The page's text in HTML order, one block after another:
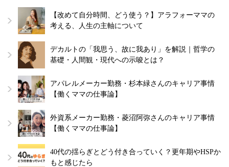
【改めて自分時間、どう使う？】アラフォーママの
考える、人生の主軸について
デカルトの「我思う、故に我あり」を解説｜哲学の
基礎・人間観・現代への示唆とは？
アパレルメーカー勤務・杉本緑さんのキャリア事情
【働くママの仕事論】
外資系メーカー勤務・菱沼阿弥さんのキャリア事情
【働くママの仕事論】
40代の揺らぎとどう付き合っていく？更年期やHSPか
もと感じたら